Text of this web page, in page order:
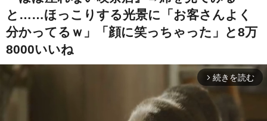
と……ほっこりする光景に「お客さんよく
分かってるｗ」「顔に笑っちゃった」と8万
8000いいね
arrow_forward_ios 続きを読む